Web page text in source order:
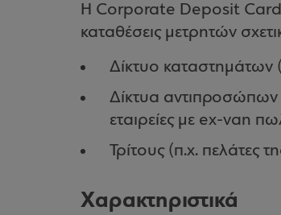
Η Corporate Deposit Card
καταθέσεις μετρητών
Δίκτυο καταστημάτων
Δίκτυα αντιπροσώπων
εταιρείες με ex-van
Τρίτους (π.χ. πελάτες
Χαρακτηριστικά